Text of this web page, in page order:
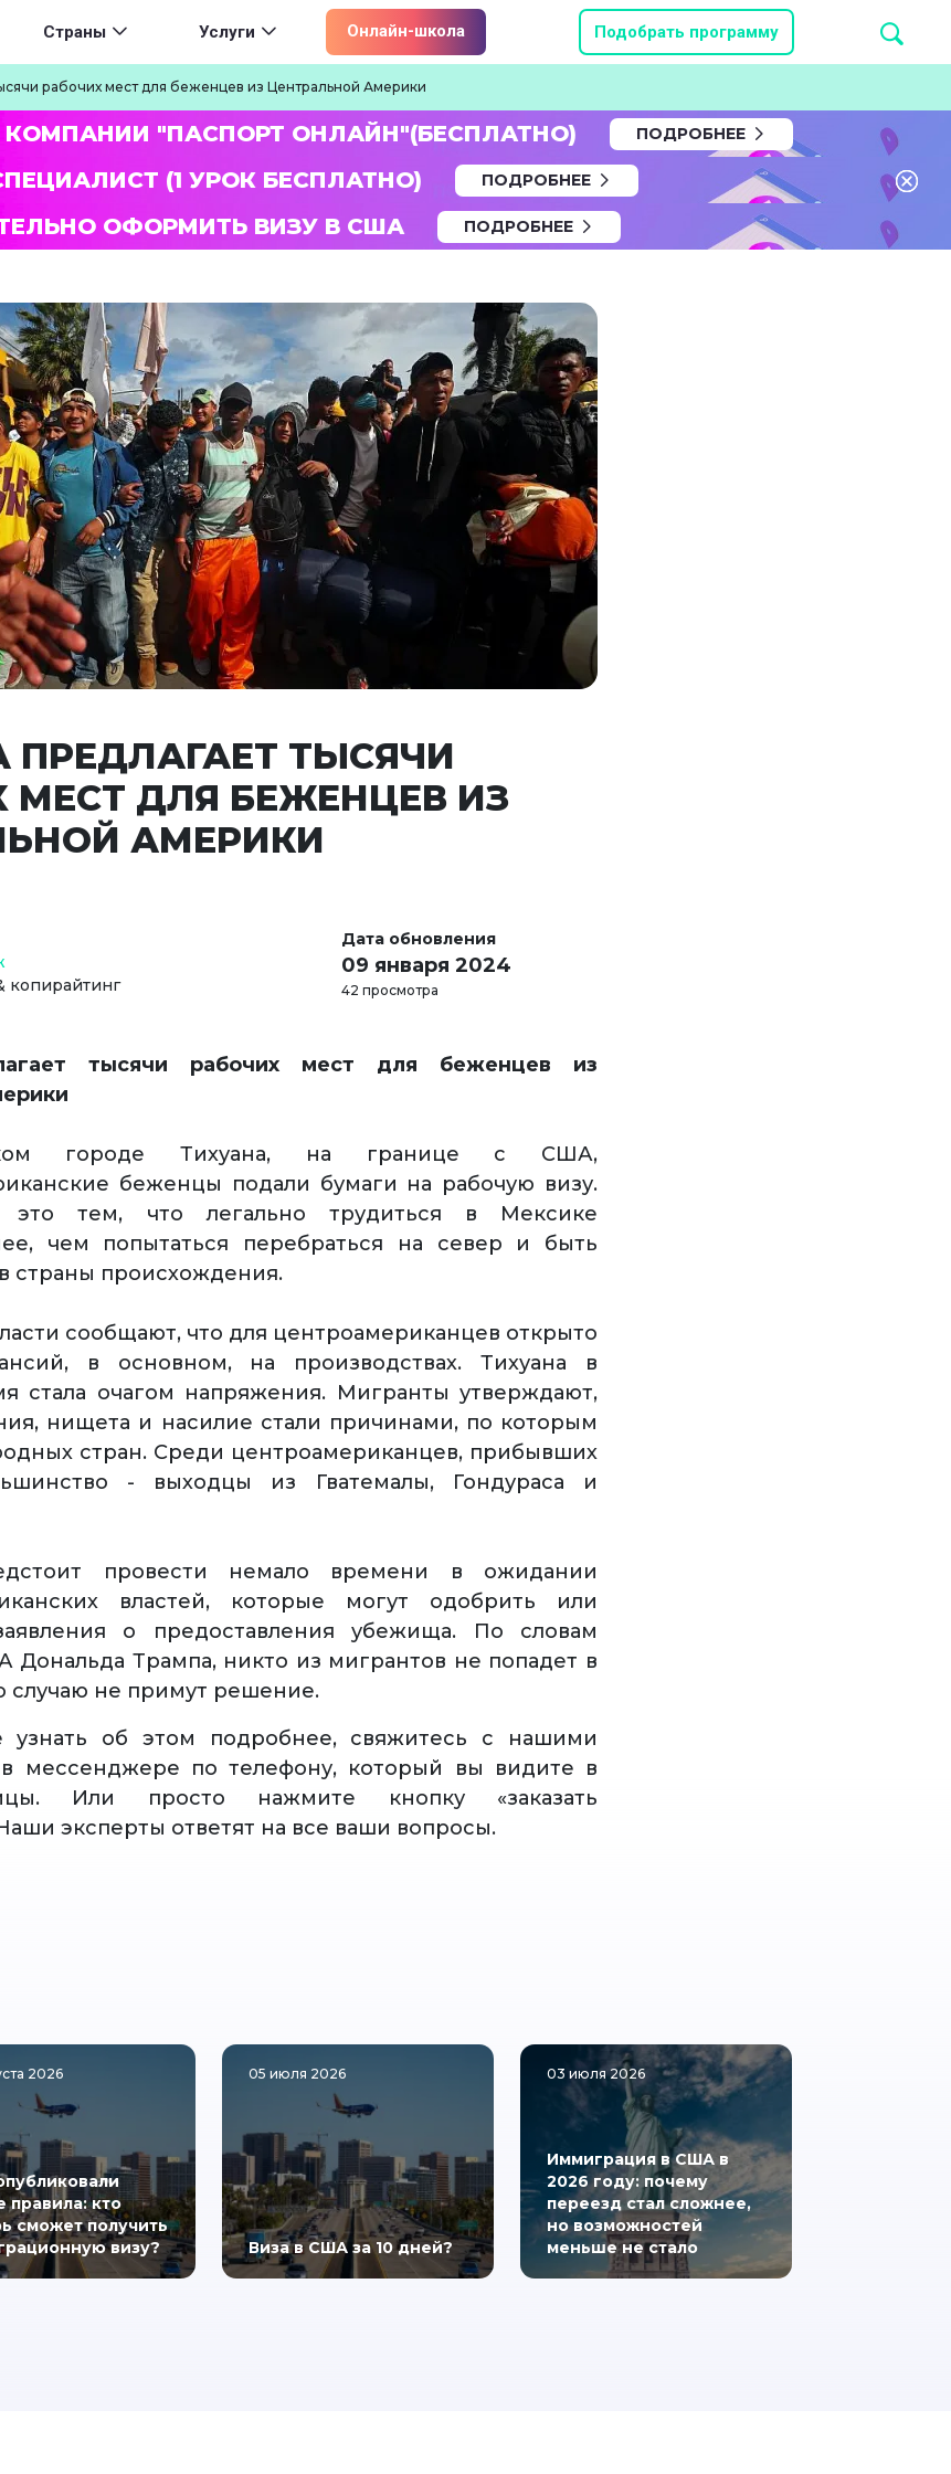
Страны Услуги Онлайн-школа Подобрать программу
рабочих мест для беженцев из Центральной Америки
КОМПАНИИ "ПАСПОРТ ОНЛАЙН"(БЕСПЛАТНО) ПОДРОБНЕЕ
(1 УРОК БЕСПЛАТНО) ПОДРОБНЕЕ
ОФОРМИТЬ ВИЗУ В США ПОДРОБНЕЕ
ПРЕДЛАГАЕТ ТЫСЯЧИ
МЕСТ ДЛЯ БЕЖЕНЦЕВ ИЗ
АМЕРИКИ
копирайтинг
Дата обновления
09 января 2024
42 просмотра
тысячи рабочих мест для беженцев из
городе Тихуана, на границе с США,
беженцы подали бумаги на рабочую визу.
это тем, что легально трудиться в Мексике
чем попытаться перебраться на север и быть
страны происхождения.
сообщают, что для центроамериканцев открыто
в основном, на производствах. Тихуана в
стала очагом напряжения. Мигранты утверждают,
нищета и насилие стали причинами, по которым
стран. Среди центроамериканцев, прибывших
- выходцы из Гватемалы, Гондураса и
провести немало времени в ожидании
властей, которые могут одобрить или
о предоставления убежища. По словам
Дональда Трампа, никто из мигрантов не попадет в
случаю не примут решение.
узнать об этом подробнее, свяжитесь с нашими
в мессенджере по телефону, который вы видите в
Или просто нажмите кнопку «заказать
эксперты ответят на все ваши вопросы.
2026
правила: кто
сможет получить
визу?
05 июля 2026
Виза в США за 10 дней?
03 июля 2026
Иммиграция в США в
2026 году: почему
переезд стал сложнее,
но возможностей
меньше не стало